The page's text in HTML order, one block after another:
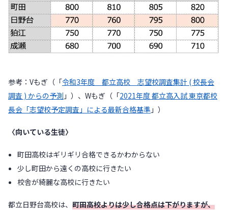
参考：Vもぎ（「令和3年度 都立高校 志望校調査集計 ( 校長会
調査 ) からの予測 」）、Wもぎ（「2021年度 都立高入試 東京都校
長会「志望校予定調査」による最新合格基準 」）
〈向いている生徒〉
町田高校はギリギリ合格できるかわからない
少し町田から遠くの高校に行きたい
校舎が綺麗な高校に行きたい
都立日野台高校は、 町田高校よりは少し合格点は下がりますが、